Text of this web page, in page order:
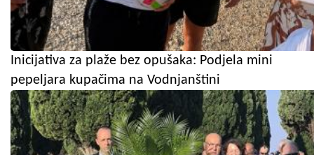
Inicijativa za plaže bez opušaka: Podjela mini
pepeljara kupačima na Vodnjanštini